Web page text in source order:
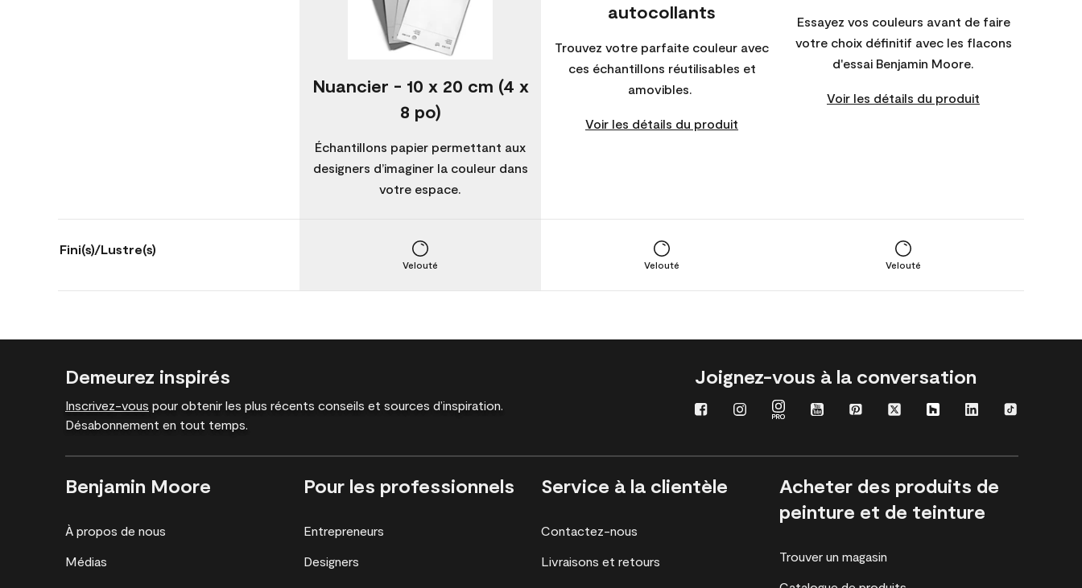
Nuancier - 10 x 20 cm (4 x
8 po)
Échantillons papier permettant aux
designers d’imaginer la couleur dans
votre espace.
autocollants
Trouvez votre parfaite couleur avec
ces échantillons réutilisables et
amovibles.
Voir les détails du produit
Essayez vos couleurs avant de faire
votre choix définitif avec les flacons
d'essai Benjamin Moore.
Voir les détails du produit
Fini(s)/Lustre(s)
Velouté Velouté Velouté
Demeurez inspirés
Inscrivez-vous pour obtenir les plus récents conseils et sources d’inspiration.
Désabonnement en tout temps.
Joignez-vous à la conversation
Benjamin Moore
À propos de nous
Médias
Pour les professionnels
Entrepreneurs
Designers
Service à la clientèle
Contactez-nous
Livraisons et retours
Acheter des produits de
peinture et de teinture
Trouver un magasin